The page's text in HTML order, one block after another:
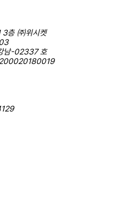
3층 ㈜위시켓
남-02337 호